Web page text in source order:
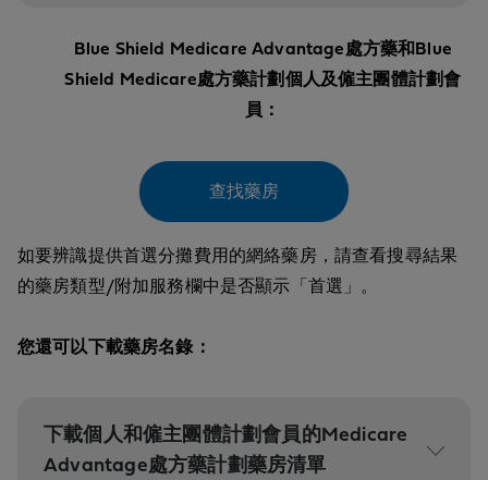
Blue Shield Medicare Advantage處方藥和Blue
Shield Medicare處方藥計劃個人及僱主團體計劃會
員：
查找藥房
如要辨識提供首選分攤費用的網絡藥房，請查看搜尋結果
的藥房類型/附加服務欄中是否顯示「首選」。
您還可以下載藥房名錄：
下載個人和僱主團體計劃會員的Medicare
Advantage處方藥計劃藥房清單